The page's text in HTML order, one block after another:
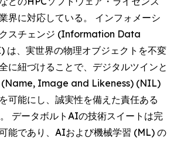
界に対応している。 インフォメーシ
スチェンジ (Information Data
、実世界の物理オブジェクトを不変
に紐づけることで、デジタルツインと
(Name, Image and Likeness) (NIL)
可能にし、誠実性を備えた責任ある
データボルトAIの技術スイートは完
能であり、AIおよび機械学習 (ML) の